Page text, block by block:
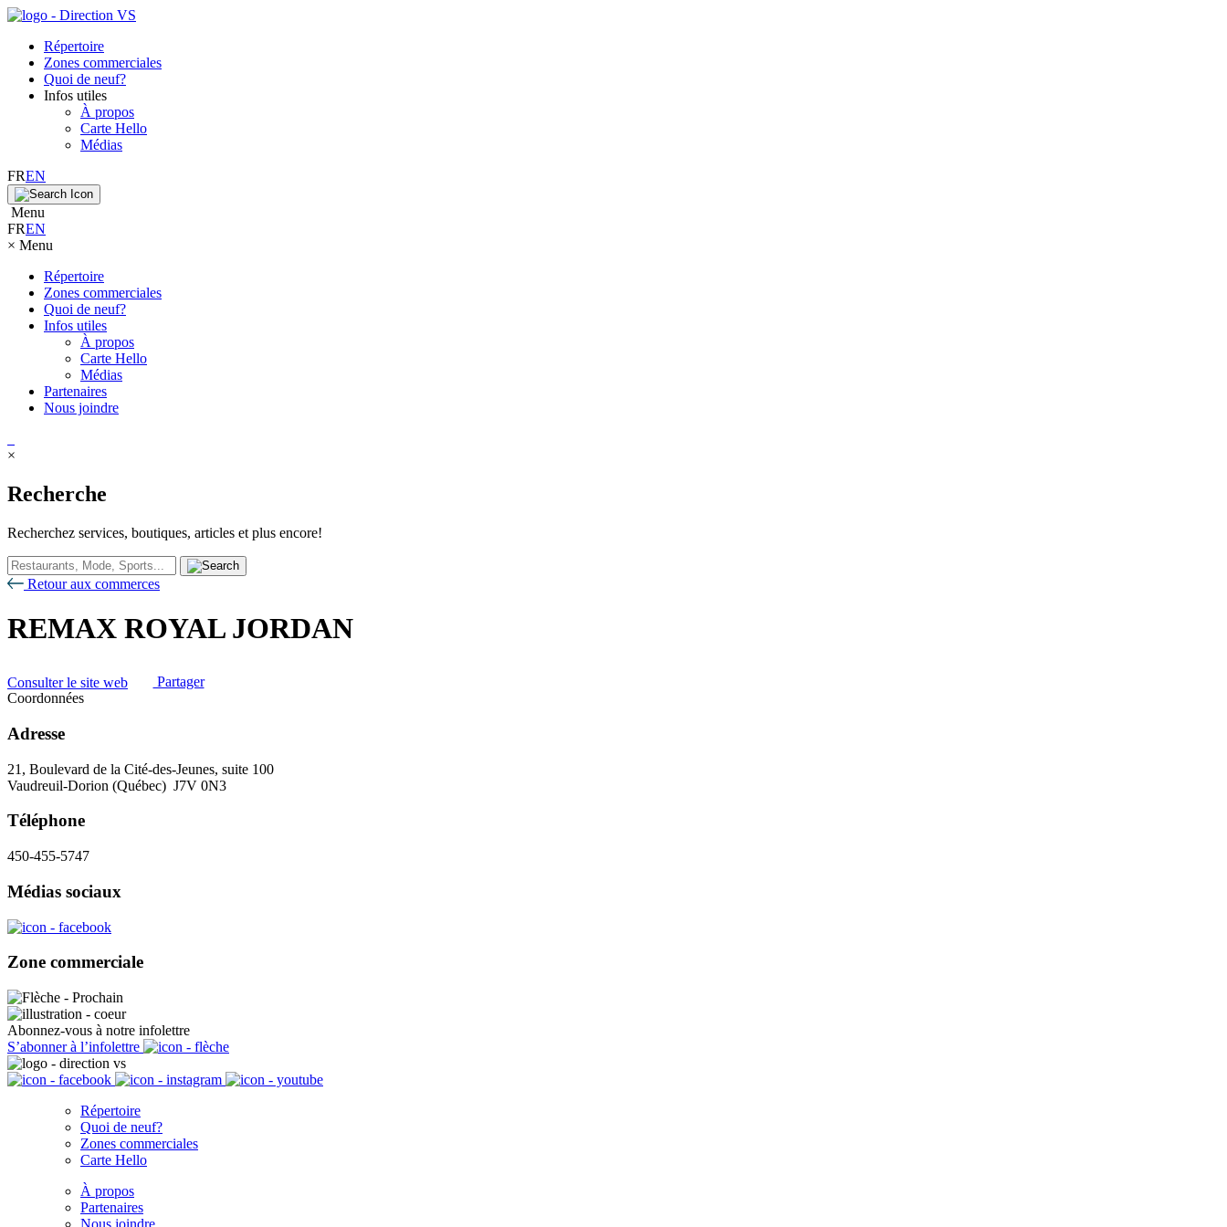
Répertoire
Zones commerciales
Quoi de neuf?
Infos utiles
À propos
Carte Hello
Médias
FREN
Menu
FREN
× Menu
Répertoire
Zones commerciales
Quoi de neuf?
Infos utiles
À propos
Carte Hello
Médias
Partenaires
Nous joindre
×
Recherche
Recherchez services, boutiques, articles et plus encore!
Retour aux commerces
REMAX ROYAL JORDAN
Consulter le site web
Partager
Coordonnées
Adresse
21, Boulevard de la Cité-des-Jeunes, suite 100
Vaudreuil-Dorion (Québec) J7V 0N3
Téléphone
450-455-5747
Médias sociaux
Zone commerciale
Abonnez-vous à notre infolettre
S’abonner à l’infolettre
Répertoire
Quoi de neuf?
Zones commerciales
Carte Hello
À propos
Partenaires
Nous joindre